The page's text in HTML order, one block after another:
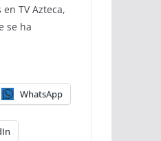
TV Azteca,
se ha
WhatsApp